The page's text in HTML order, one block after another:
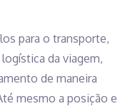
para o transporte,
da viagem,
de maneira
mesmo a posição e